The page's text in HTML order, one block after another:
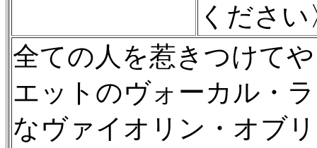
ください
全ての人を惹きつけて
エットのヴォーカル・
なヴァイオリン・オブ